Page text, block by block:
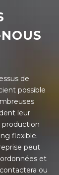
de
possible
leur
flexible.
peut
et
ou